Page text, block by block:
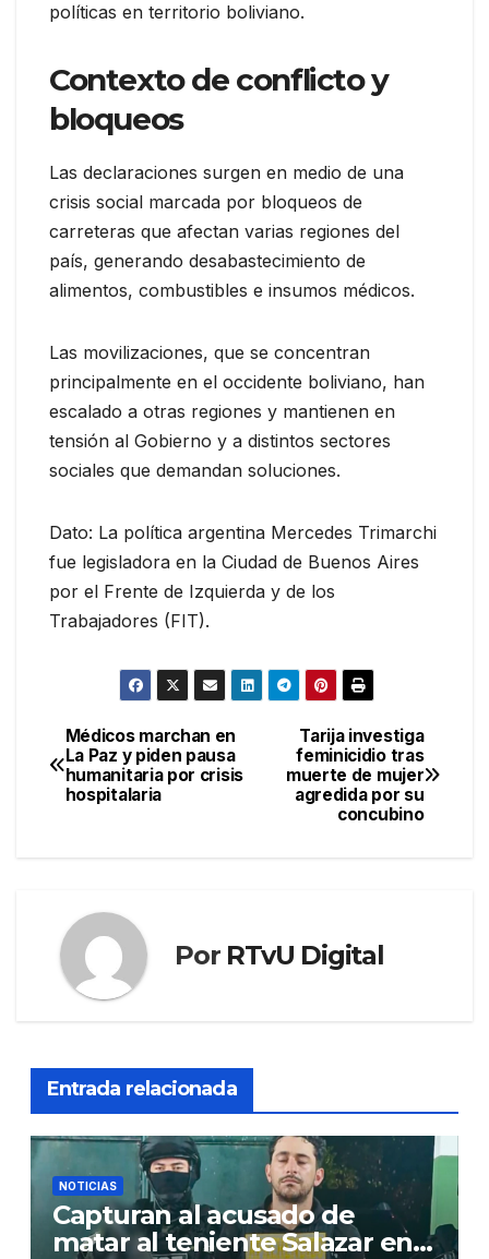
políticas en territorio boliviano.
Contexto de conflicto y
bloqueos
Las declaraciones surgen en medio de una
crisis social marcada por bloqueos de
carreteras que afectan varias regiones del
país, generando desabastecimiento de
alimentos, combustibles e insumos médicos.
Las movilizaciones, que se concentran
principalmente en el occidente boliviano, han
escalado a otras regiones y mantienen en
tensión al Gobierno y a distintos sectores
sociales que demandan soluciones.
Dato: La política argentina Mercedes Trimarchi
fue legisladora en la Ciudad de Buenos Aires
por el Frente de Izquierda y de los
Trabajadores (FIT).
Navegación
de
Tarija investiga
feminicidio tras
muerte de mujer
agredida por su
concubino
Médicos marchan en
La Paz y piden pausa
humanitaria por crisis
hospitalaria
Por RTvU Digital
Entrada relacionada
NOTICIAS
Capturan al acusado de
matar al teniente Salazar en